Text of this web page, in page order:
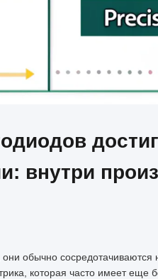
внутри
обычно
которая часто имеет еще